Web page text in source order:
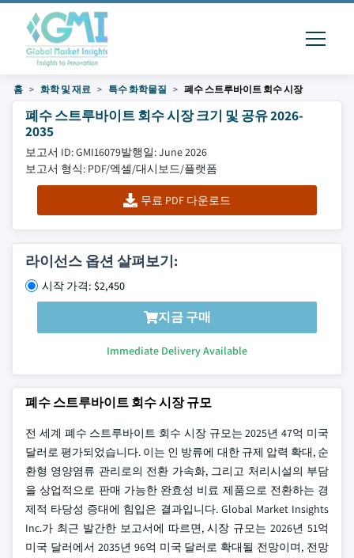
홈 화학 및 재료 특수 화학물질 폐수 스트루바이트 회수 시장
폐수 스트루바이트 회수 시장 크기 및 공유 2026-
2035
보고서 ID: GMI16079발행일: June 2026
보고서 형식: PDF/엑셀/대시보드/플랫폼
무료 PDF 다운로드
라이선스 옵션 살펴보기:
시작 가격: $2,450
지금 구매
Immediate Delivery Available
폐수 스트루바이트 회수 시장 규모
전 세계 폐수 스트루바이트 회수 시장 규모는 2025년 47억 미국
달러로 평가되었습니다. 이는 인 방류에 대한 규제 압력 확대, 순
환형 영양염류 관리로의 전환 가속화, 그리고 처리시설의 부담
을 상업적으로 판매 가능한 완효성 비료 제품으로 전환하는 경
제적 타당성 증대에 힘입은 결과입니다. Global Market Insights
Inc.가 최근 발간한 보고서에 따르면, 시장 규모는 2026년 51억
미국 달러에서 2035년 96억 미국 달러로 확대될 전망이며, 전망